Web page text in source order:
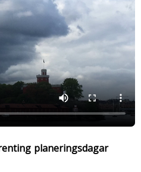
planeringsdagar